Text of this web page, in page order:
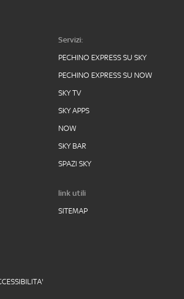
Servizi:
PECHINO EXPRESS SU SKY
PECHINO EXPRESS SU NOW
SKY TV
SKY APPS
NOW
SKY BAR
SPAZI SKY
link utili
SITEMAP